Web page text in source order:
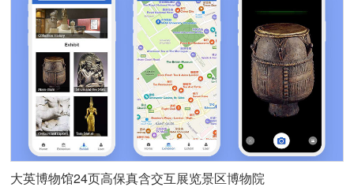
大英博物馆24页高保真含交互展览景区博物院